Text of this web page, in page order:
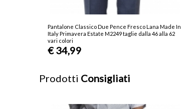
Pantalone Classico Due Pence Fresco Lana Made In
Italy Primavera Estate M2249 taglie dalla 46 alla 62
vari colori
€ 34,99
Prodotti Consigliati